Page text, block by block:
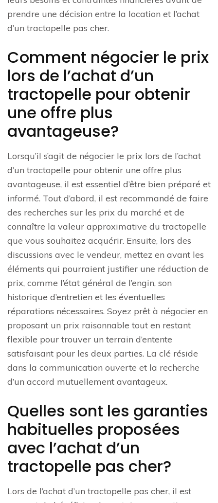
prendre une décision entre la location et l’achat
d’un tractopelle pas cher.
Comment négocier le prix
lors de l’achat d’un
tractopelle pour obtenir
une offre plus
avantageuse?
Lorsqu’il s’agit de négocier le prix lors de l’achat
d’un tractopelle pour obtenir une offre plus
avantageuse, il est essentiel d’être bien préparé et
informé. Tout d’abord, il est recommandé de faire
des recherches sur les prix du marché et de
connaître la valeur approximative du tractopelle
que vous souhaitez acquérir. Ensuite, lors des
discussions avec le vendeur, mettez en avant les
éléments qui pourraient justifier une réduction de
prix, comme l’état général de l’engin, son
historique d’entretien et les éventuelles
réparations nécessaires. Soyez prêt à négocier en
proposant un prix raisonnable tout en restant
flexible pour trouver un terrain d’entente
satisfaisant pour les deux parties. La clé réside
dans la communication ouverte et la recherche
d’un accord mutuellement avantageux.
Quelles sont les garanties
habituelles proposées
avec l’achat d’un
tractopelle pas cher?
Lors de l’achat d’un tractopelle pas cher, il est